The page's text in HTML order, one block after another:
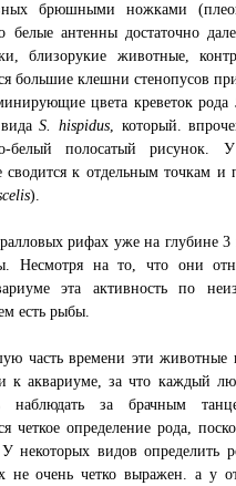
брюшными ножками
антенны достаточно
близорукие животные,
большие клешни стенопусов
цвета креветок рода
видаS. hispidus, который.
белый полосатый рисунок.
сводится к отдельным точкам и
).
рифах уже на глубине 3
Несмотря на то, что они
эта активность по
есть рыбы.
часть времени эти животные
к аквариуме, за что каждый
наблюдать за брачным
четкое определение рода,
некоторых видов определить
очень четко выражен. а у